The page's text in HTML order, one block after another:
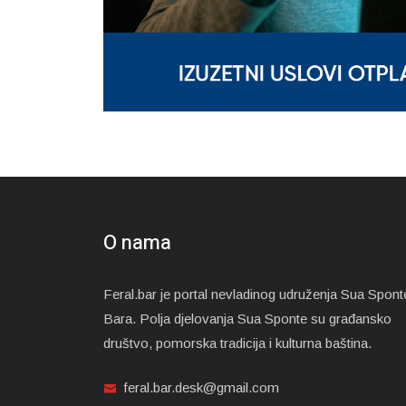
O nama
Feral.bar je portal nevladinog udruženja Sua
Bara. Polja djelovanja Sua Sponte su građansko
društvo, pomorska tradicija i kulturna baština.
feral.bar.desk@gmail.com